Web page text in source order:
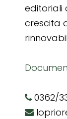
editoriali
crescita
0362/